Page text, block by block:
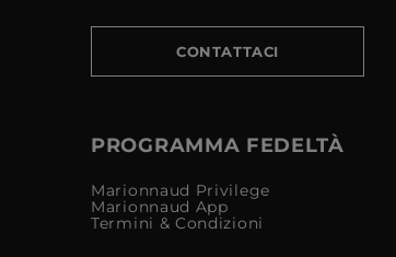
CONTATTACI
PROGRAMMA FEDELTÀ
Marionnaud Privilege
Marionnaud App
Termini & Condizioni